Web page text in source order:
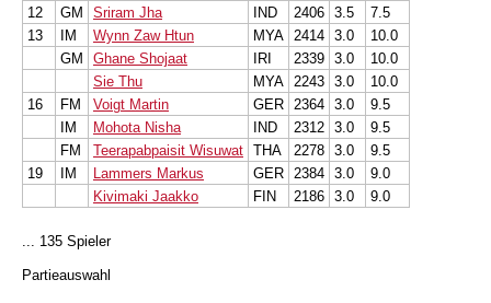
12
GM Sriram Jha IND 2406 3.5
7.5
13
IM Wynn Zaw Htun MYA 2414 3.0
10.0
GM
Ghane Shojaat IRI 2339 3.0
10.0
Sie Thu
MYA 2243 3.0
10.0
16
FM Voigt Martin GER 2364 3.0
9.5
IM
Mohota Nisha IND 2312 3.0
9.5
FM
Teerapabpaisit Wisuwat THA 2278 3.0
9.5
19
IM Lammers Markus GER 2384 3.0
9.0
Kivimaki Jaakko
FIN 2186 3.0 9.0
... 135 Spieler
Partieauswahl